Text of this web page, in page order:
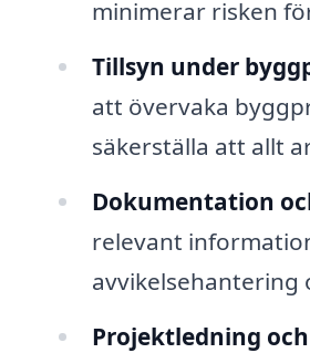
minimerar risken
Tillsyn under
att övervaka
säkerställa att allt
Dokumentation
relevant
Projektledning